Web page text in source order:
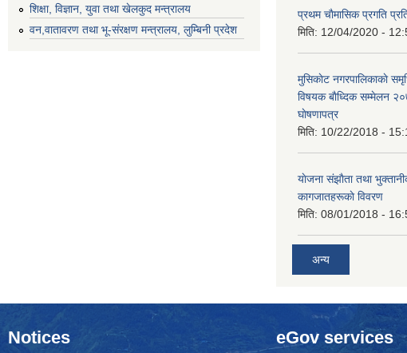
शिक्षा, विज्ञान, युवा तथा खेलकुद मन्‍‍त्रालय
वन,वातावरण तथा भू-संरक्षण मन्त्रालय, लुम्बिनी प्रदेश
प्रथम चाैमासिक प्रगति
मिति: 12/04/2020 -
मुसिकाेट नगरपालिकाकाे
विषयक बाैध्दिक सम्मेलन
घाेषणापत्र
मिति: 10/22/2018 -
याेजना संझाैता तथा
कागजातहरूकाे विवरण
मिति: 08/01/2018 -
अन्य
Notices eGov services